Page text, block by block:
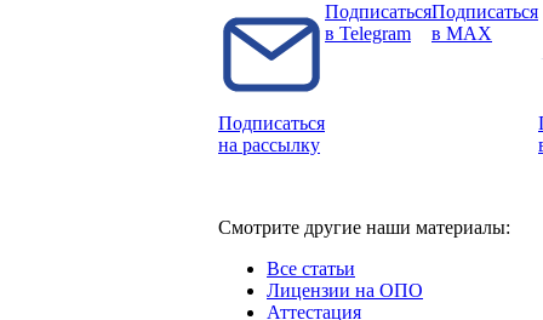
Подписаться
на рассылку
Подписаться
в Telegram
Подписаться
в MAX
Смотрите другие наши материалы:
Все статьи
Лицензии на ОПО
Аттестация